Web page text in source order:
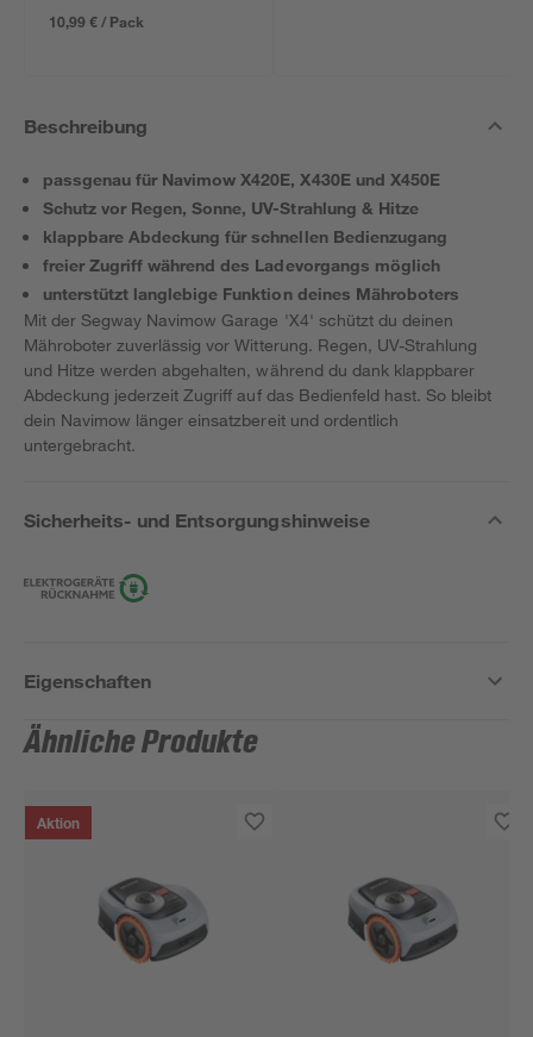
10,99 € / Pack
Beschreibung
passgenau für Navimow X420E, X430E und X450E
Schutz vor Regen, Sonne, UV-Strahlung & Hitze
klappbare Abdeckung für schnellen Bedienzugang
freier Zugriff während des Ladevorgangs möglich
unterstützt langlebige Funktion deines Mähroboters
Mit der Segway Navimow Garage 'X4' schützt du deinen
Mähroboter zuverlässig vor Witterung. Regen, UV-Strahlung
und Hitze werden abgehalten, während du dank klappbarer
Abdeckung jederzeit Zugriff auf das Bedienfeld hast. So bleibt
dein Navimow länger einsatzbereit und ordentlich
untergebracht.
Sicherheits- und Entsorgungshinweise
Eigenschaften
Ähnliche Produkte
Aktion